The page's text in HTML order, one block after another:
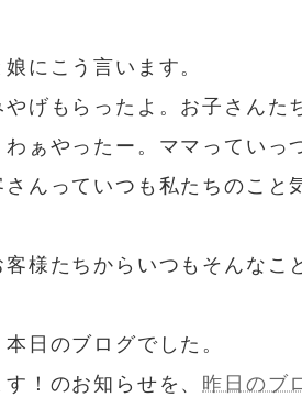
にこう言います。
げもらったよ。お子さんた
わぁやったー。ママっていっ
んっていつも私たちのこと
様たちからいつもそんなこ
日のブログでした。
！のお知らせを、 昨日のブ